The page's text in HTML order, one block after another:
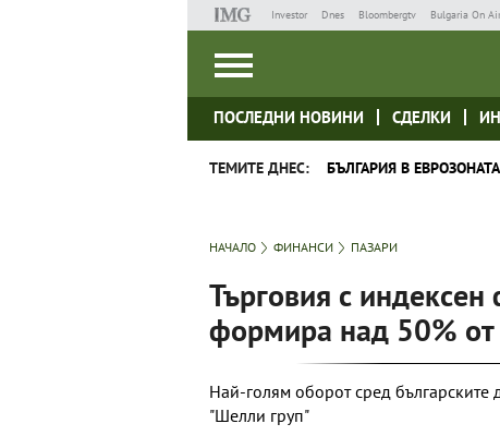
Investor Dnes Bloombergtv Bulgaria On Air
ПОСЛЕДНИ НОВИНИ СДЕЛКИ
ТЕМИТЕ ДНЕС: БЪЛГАРИЯ В ЕВРОЗОНАТА
НАЧАЛО ФИНАНСИ ПАЗАРИ
Търговия с
формира над 50%
Най-голям оборот сред българските
"Шелли груп"